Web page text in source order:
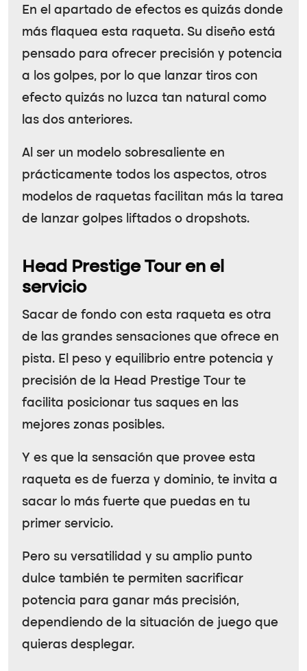
En el apartado de efectos es quizás donde
más flaquea esta raqueta. Su diseño está
pensado para ofrecer precisión y potencia
a los golpes, por lo que lanzar tiros con
efecto quizás no luzca tan natural como
las dos anteriores.
Al ser un modelo sobresaliente en
prácticamente todos los aspectos, otros
modelos de raquetas facilitan más la tarea
de lanzar golpes liftados o dropshots.
Head Prestige Tour en el
servicio
Sacar de fondo con esta raqueta es otra
de las grandes sensaciones que ofrece en
pista. El peso y equilibrio entre potencia y
precisión de la Head Prestige Tour te
facilita posicionar tus saques en las
mejores zonas posibles.
Y es que la sensación que provee esta
raqueta es de fuerza y dominio, te invita a
sacar lo más fuerte que puedas en tu
primer servicio.
Pero su versatilidad y su amplio punto
dulce también te permiten sacrificar
potencia para ganar más precisión,
dependiendo de la situación de juego que
quieras desplegar.